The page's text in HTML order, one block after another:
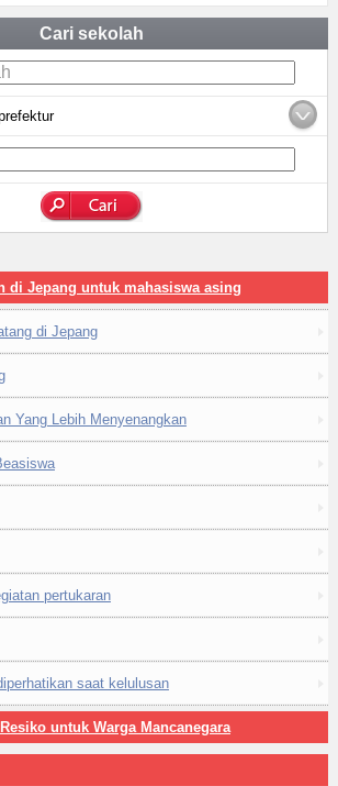
Cari sekolah
di Jepang untuk mahasiswa asing
di Jepang
Yang Lebih Menyenangkan
pertukaran
saat kelulusan
untuk Warga Mancanegara